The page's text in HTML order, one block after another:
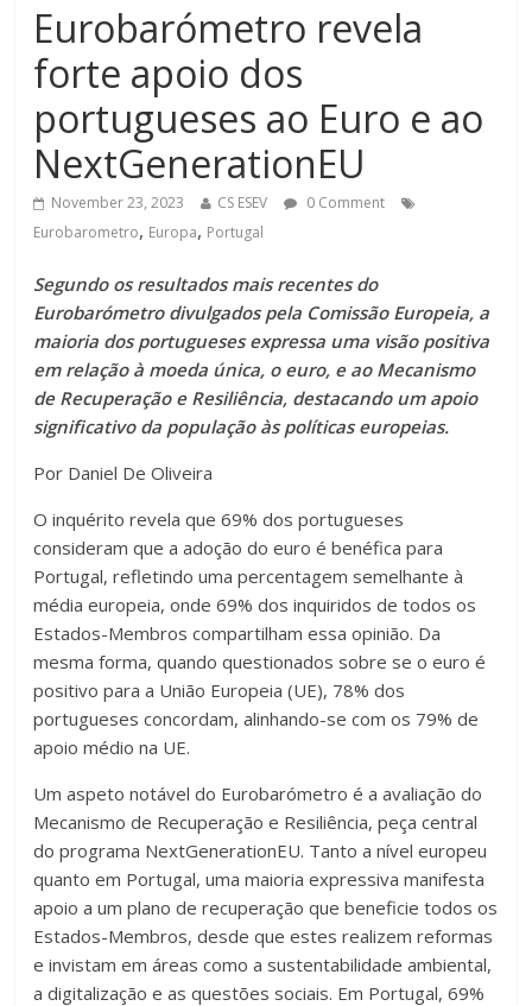
Eurobarómetro revela
forte apoio dos
portugueses ao Euro e ao
NextGenerationEU
November 23, 2023 CS ESEV
0 Comment
Eurobarometro, Europa, Portugal
Segundo os resultados mais recentes do
Eurobarómetro divulgados pela Comissão Europeia, a
maioria dos portugueses expressa uma visão positiva
em relação à moeda única, o euro, e ao Mecanismo
de Recuperação e Resiliência, destacando um apoio
significativo da população às políticas europeias.
Por Daniel De Oliveira
O inquérito revela que 69% dos portugueses
consideram que a adoção do euro é benéfica para
Portugal, refletindo uma percentagem semelhante à
média europeia, onde 69% dos inquiridos de todos os
Estados-Membros compartilham essa opinião. Da
mesma forma, quando questionados sobre se o euro é
positivo para a União Europeia (UE), 78% dos
portugueses concordam, alinhando-se com os 79% de
apoio médio na UE.
Um aspeto notável do Eurobarómetro é a avaliação do
Mecanismo de Recuperação e Resiliência, peça central
do programa NextGenerationEU. Tanto a nível europeu
quanto em Portugal, uma maioria expressiva manifesta
apoio a um plano de recuperação que beneficie todos os
Estados-Membros, desde que estes realizem reformas
e invistam em áreas como a sustentabilidade ambiental,
a digitalização e as questões sociais. Em Portugal, 69%